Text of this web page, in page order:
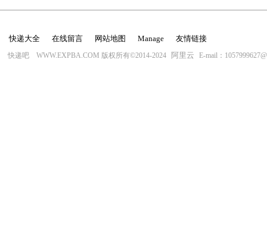
快递大全 在线留言 网站地图 Manage 友情链接
快递吧 WWW.EXPBA.COM 版权所有©2014-2024 阿里云 E-mail：